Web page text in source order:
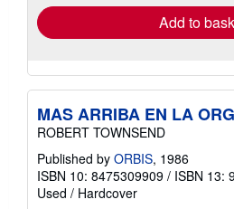
Add to
MAS ARRIBA EN LA
ROBERT TOWNSEND
Published by ORBIS, 1986
ISBN 10: 8475309909 / ISBN 13:
Used / Hardcover